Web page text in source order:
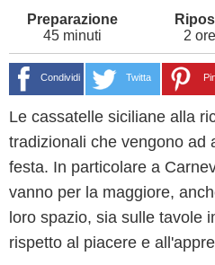
45 minuti 2 ore
Condividi Twitta
Le cassatelle siciliane alla
tradizionali che vengono ad
festa. In particolare a
vanno per la maggiore,
loro spazio, sia sulle tavole
rispetto al piacere e